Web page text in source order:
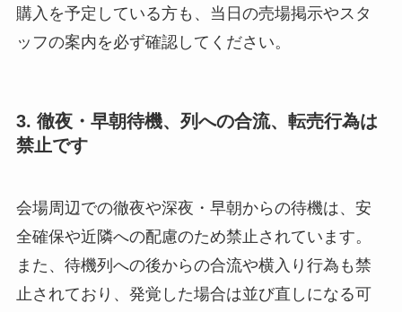
購入を予定している方も、当日の売場掲示やスタ
ッフの案内を必ず確認してください。
3. 徹夜・早朝待機、列への合流、転売行為は
禁止です
会場周辺での徹夜や深夜・早朝からの待機は、安
全確保や近隣への配慮のため禁止されています。
また、待機列への後からの合流や横入り行為も禁
止されており、発覚した場合は並び直しになる可